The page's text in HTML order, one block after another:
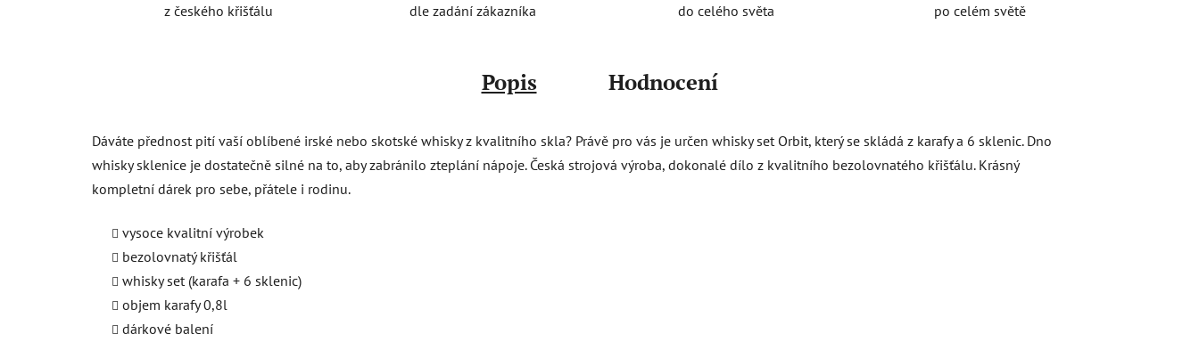
z českého křišťálu dle zadání zákazníka do celého světa po celém světě
Popis Hodnocení
Dáváte přednost pití vaší oblíbené irské nebo skotské whisky z kvalitního skla? Právě pro vás je určen whisky set Orbit, který se skládá z karafy a 6 sklenic. Dno
whisky sklenice je dostatečně silné na to, aby zabránilo zteplání nápoje. Česká strojová výroba, dokonalé dílo z kvalitního bezolovnatého křišťálu. Krásný
kompletní dárek pro sebe, přátele i rodinu.
vysoce kvalitní výrobek
bezolovnatý křišťál
whisky set (karafa + 6 sklenic)
objem karafy 0,8l
dárkové balení